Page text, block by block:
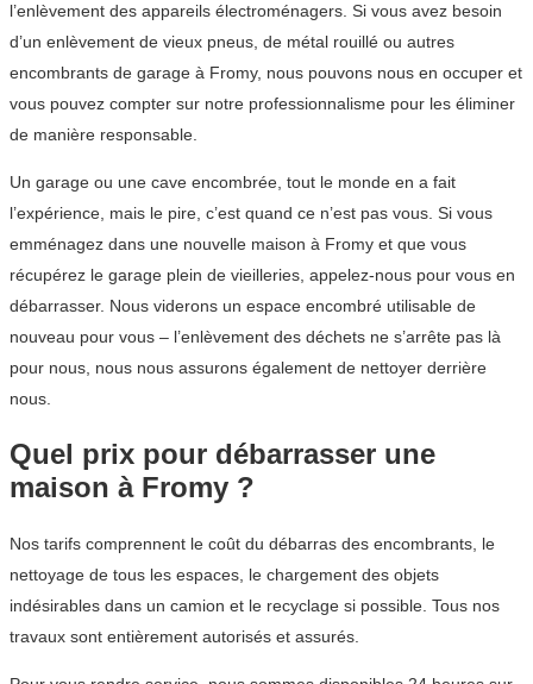
l’enlèvement des appareils électroménagers. Si vous avez besoin
d’un enlèvement de vieux pneus, de métal rouillé ou autres
encombrants de garage à Fromy, nous pouvons nous en occuper et
vous pouvez compter sur notre professionnalisme pour les éliminer
de manière responsable.
Un garage ou une cave encombrée, tout le monde en a fait
l’expérience, mais le pire, c’est quand ce n’est pas vous. Si vous
emménagez dans une nouvelle maison à Fromy et que vous
récupérez le garage plein de vieilleries, appelez-nous pour vous en
débarrasser. Nous viderons un espace encombré utilisable de
nouveau pour vous – l’enlèvement des déchets ne s’arrête pas là
pour nous, nous nous assurons également de nettoyer derrière
nous.
Quel prix pour débarrasser une
maison à Fromy ?
Nos tarifs comprennent le coût du débarras des encombrants, le
nettoyage de tous les espaces, le chargement des objets
indésirables dans un camion et le recyclage si possible. Tous nos
travaux sont entièrement autorisés et assurés.